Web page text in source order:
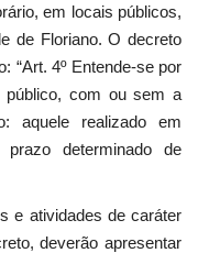
em locais públicos,
de Floriano. O decreto
“Art. 4º Entende-se por
público, com ou sem a
aquele realizado em
determinado de
e atividades de caráter
deverão apresentar